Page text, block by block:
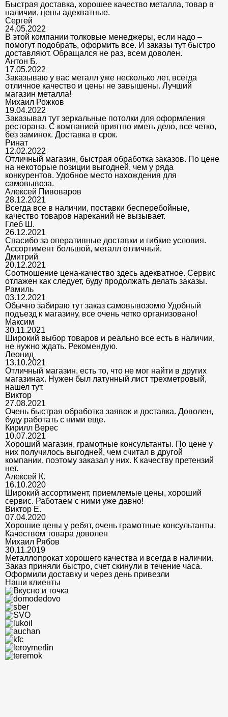
Быстрая доставка, хорошее качество металла, товар в
наличии, цены адекватные.
Сергей
24.05.2022
В этой компании толковые менеджеры, если надо –
помогут подобрать, оформить все. И заказы тут быстро
доставляют. Обращался не раз, всем доволен.
Антон Б.
17.05.2022
Заказываю у вас металл уже несколько лет, всегда
отличное качество и цены не завышены. Лучший
магазин металла!
Михаил Рожков
19.04.2022
Заказывал тут зеркальные потолки для оформления
ресторана. С компанией приятно иметь дело, все четко,
без заминок. Доставка в срок.
Ринат
12.02.2022
Отличный магазин, быстрая обработка заказов. По цене
на некоторые позиции выгодней, чем у ряда
конкурентов. Удобное место нахождения для
самовывоза.
Алексей Пивоваров
28.12.2021
Всегда все в наличии, поставки бесперебойные,
качество товаров нареканий не вызывает.
Глеб Ш.
26.12.2021
Спасибо за оперативные доставки и гибкие условия.
Ассортимент большой, металл отличный.
Дмитрий
20.12.2021
Соотношение цена-качество здесь адекватное. Сервис
отлажен как следует, буду продолжать делать заказы.
Рамиль
03.12.2021
Обычно забираю тут заказ самовывозомю Удобный
подъезд к магазину, все очень четко организовано!
Максим
30.11.2021
Широкий выбор товаров и реально все есть в наличии,
не нужно ждать. Рекомендую.
Леонид
13.10.2021
Отличный магазин, есть то, что не мог найти в других
магазинах. Нужен был латунный лист трехметровый,
нашел тут.
Виктор
27.08.2021
Очень быстрая обработка заявок и доставка. Доволен,
буду работать с ними еще.
Кирилл Верес
10.07.2021
Хороший магазин, грамотные консультанты. По цене у
них получилось выгодней, чем считал в другой
компании, поэтому заказал у них. К качеству претензий
нет.
Алексей К.
16.10.2020
Широкий ассортимент, приемлемые цены, хороший
сервис. Работаем с ними уже давно!
Виктор Е.
07.04.2020
Хорошие цены у ребят, очень грамотные консультанты.
Качеством товара доволен
Михаил Рябов
30.11.2019
Металлопрокат хорошего качества и всегда в наличии.
Заказ приняли быстро, счет скинули в течение часа.
Оформили доставку и через день привезли
Наши клиенты